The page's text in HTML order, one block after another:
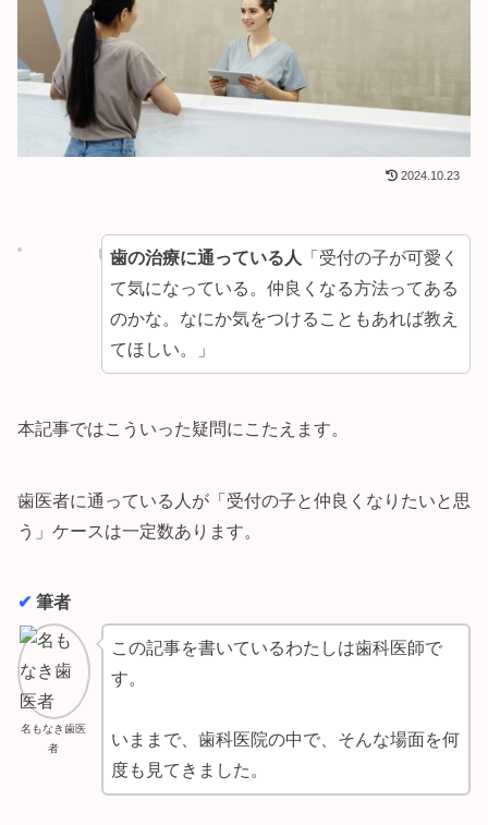
2024.10.23
歯の治療に通っている人 「受付の子が可愛く
て気になっている。仲良くなる方法ってある
のかな。なにか気をつけることもあれば教え
てほしい。」
本記事ではこういった疑問にこたえます。
歯医者に通っている人が「受付の子と仲良くなりたいと思
う」ケースは一定数あります。
✔︎ 筆者
名もなき歯医
者
この記事を書いているわたしは歯科医師で
す。
いままで、歯科医院の中で、そんな場面を何
度も見てきました。